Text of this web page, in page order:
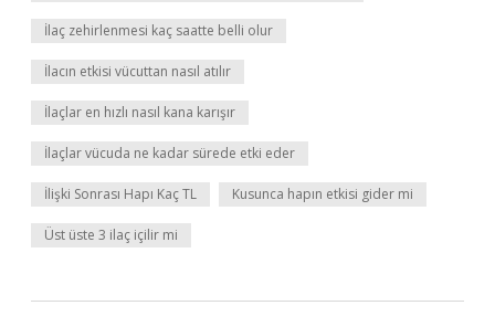
İlaç zehirlenmesi kaç saatte belli olur
İlacın etkisi vücuttan nasıl atılır
İlaçlar en hızlı nasıl kana karışır
İlaçlar vücuda ne kadar sürede etki eder
İlişki Sonrası Hapı Kaç TL Kusunca hapın etkisi gider mi
Üst üste 3 ilaç içilir mi